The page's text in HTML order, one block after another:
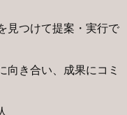
見つけて提案・実行で
向き合い、成果にコミ